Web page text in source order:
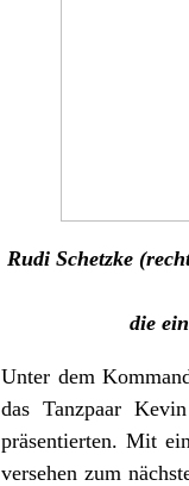
Rudi Schetzke
die
Unter dem
das Tanzpaar
präsentierten. Mit
versehen zum